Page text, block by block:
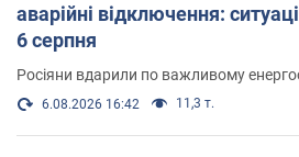
аварійні відключення:
6 серпня
Росіяни вдарили по важливому
6.08.2026 16:42 11,3 т.